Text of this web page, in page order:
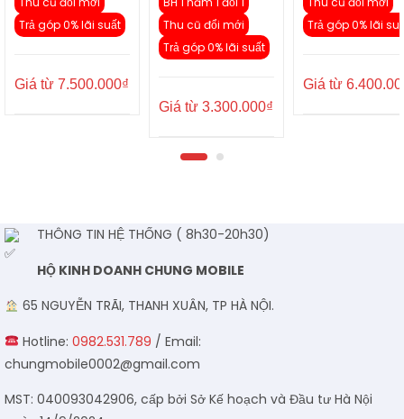
Trả góp 0% lãi suất
Giá từ 7.500.000₫
Thu cũ đổi mới
Trả góp 0% lãi suất
Giá từ 3.300.000₫
Trả góp 0% lãi
Giá từ
THÔNG TIN HỆ THỐNG ( 8h30-20h30)
HỘ KINH DOANH CHUNG MOBILE
65 NGUYỄN TRÃI, THANH XUÂN, TP HÀ NỘI.
Hotline: 0982.531.789 / Email:
chungmobile0002@gmail.com
MST: 040093042906, cấp bởi Sở Kế hoạch và Đầu tư Hà Nội